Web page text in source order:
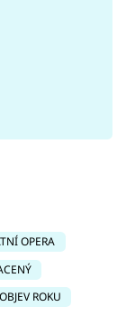
OPERA
OBJEV ROKU